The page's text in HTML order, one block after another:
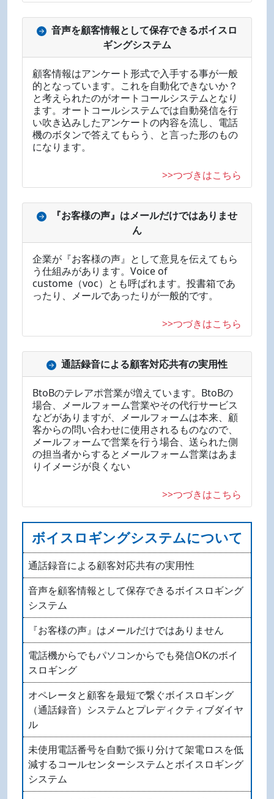
音声を顧客情報として保存できるボイスロ
ギングシステム
顧客情報はアンケート形式で入手する事が一般
的となっています。これを自動化できないか？
と考えられたのがオートコールシステムとなり
ます。オートコールシステムでは自動発信を行
い吹き込みしたアンケートの内容を流し、電話
機のボタンで答えてもらう、と言った形のもの
になります。
>>つづきはこちら
『お客様の声』はメールだけではありませ
ん
企業が『お客様の声』として意見を伝えてもら
う仕組みがあります。Voice of
custome（voc）とも呼ばれます。投書箱であ
ったり、メールであったりが一般的です。
>>つづきはこちら
通話録音による顧客対応共有の実用性
BtoBのテレアポ営業が増えています。BtoBの
場合、メールフォーム営業やその代行サービス
などがありますが、メールフォームは本来、顧
客からの問い合わせに使用されるものなので、
メールフォームで営業を行う場合、送られた側
の担当者からするとメールフォーム営業はあま
りイメージが良くない
>>つづきはこちら
ボイスロギングシステムについて
通話録音による顧客対応共有の実用性
音声を顧客情報として保存できるボイスロギング
システム
『お客様の声』はメールだけではありません
電話機からでもパソコンからでも発信OKのボイ
スロギング
オペレータと顧客を最短で繋ぐボイスロギング
（通話録音）システムとプレディクティブダイヤ
ル
未使用電話番号を自動で振り分けて架電ロスを低
減するコールセンターシステムとボイスロギング
システム